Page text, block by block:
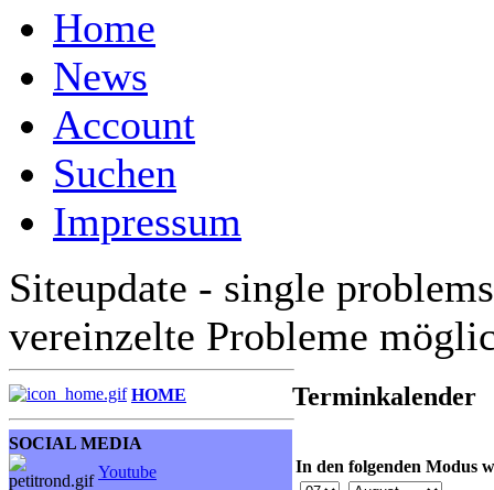
Home
News
Account
Suchen
Impressum
Siteupdate - single
vereinzelte Probleme
HOME
SOCIAL MEDIA
Youtube
Terminkalender
In den folgenden Modus